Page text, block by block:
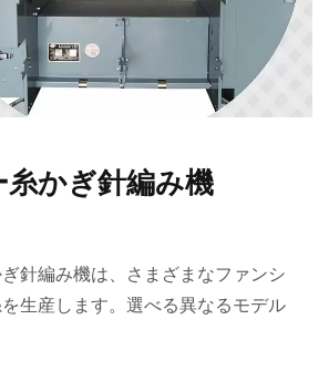
かぎ針編み機
針編み機は、さまざまなファンシ
生産します。選べる異なるモデル